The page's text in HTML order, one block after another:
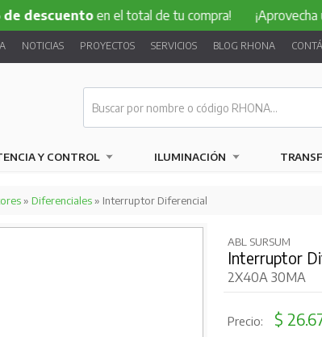
en el total de tu compra! ¡Aprovecha un10%
NOTICIAS PROYECTOS SERVICIOS BLOG RHONA
Y CONTROL ILUMINACIÓN
» Diferenciales» Interruptor Diferencial
ABL SURSUM
Interruptor
2X40A 30MA
Precio: $